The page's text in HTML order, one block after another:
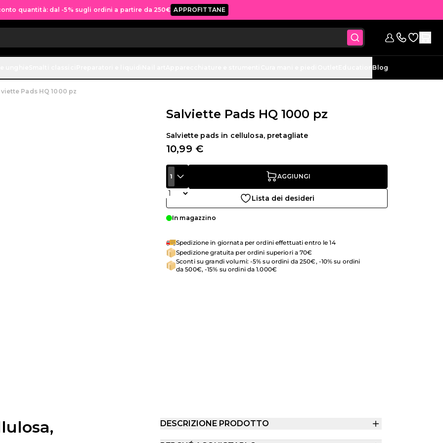
quantità: dal -5% sugli ordini a partire da 250€ APPROFITTANE
Vai alla
Blog
Pads HQ 1000 pz
Salviette Pads HQ 1000 pz
Salviette pads in cellulosa, pretagliate
10,99 €
1
Quantità
AGGIUNGI
Lista dei desideri
In magazzino
Spedizione in giornata per ordini effettuati entro le 14
Spedizione gratuita per ordini superiori a 70€
Sconti su grandi volumi: -5% su ordini da 250€, -10% su ordini
da 500€, -15% su ordini da 1.000€
DESCRIZIONE PRODOTTO